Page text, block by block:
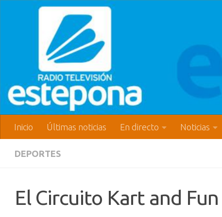
Inicio Últimas noticias En directo Noticias
DEPORTES
El Circuito Kart and